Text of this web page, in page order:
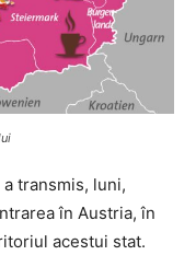
transmis, luni,
în Austria, în
acestui stat.